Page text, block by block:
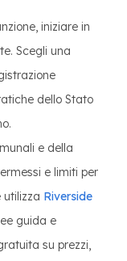
iniziare in
Scegli una
dello Stato
e della
e limiti per
Riverside
guida e
su prezzi,